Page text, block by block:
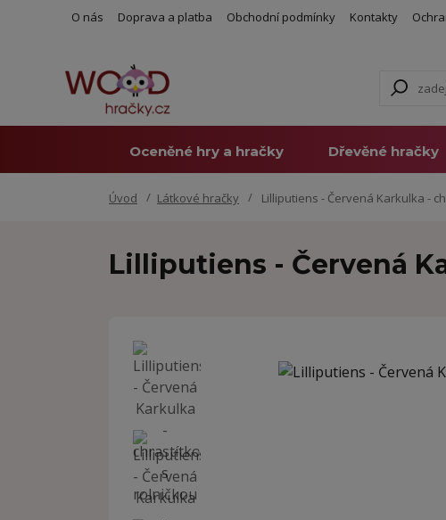
O nás Doprava a platba Obchodní podmínky Kontakty
Oceněné hry a hračky Dřevěné hračky
Úvod Látkové hračky Lilliputiens - Červená Karkulka -
Lilliputiens - Červená